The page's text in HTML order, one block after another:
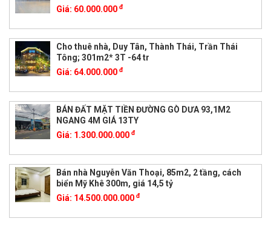
Giá: 60.000.000 đ
Cho thuê nhà, Duy Tân, Thành Thái, Trần Thái
Tông; 301m2* 3T -64 tr
Giá: 64.000.000 đ
BÁN ĐẤT MẶT TIỀN ĐƯỜNG GÒ DƯA 93,1M2
NGANG 4M GIÁ 13TY
Giá: 1.300.000.000 đ
Bán nhà Nguyễn Văn Thoại, 85m2, 2 tầng, cách
biển Mỹ Khê 300m, giá 14,5 tỷ
Giá: 14.500.000.000 đ